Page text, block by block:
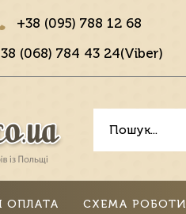
+38 (095) 788 12 68
(068) 784 43 24(Viber)
ОПЛАТА СХЕМА РОБОТИ